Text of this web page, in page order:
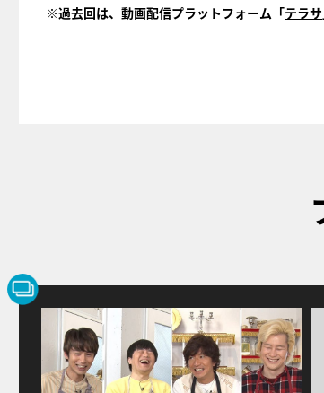
※過去回は、動画配信プラットフォーム「テラサ